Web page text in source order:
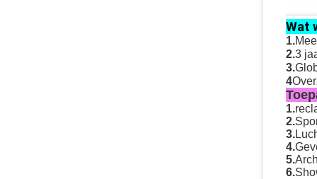
Wat
1.
2.3
3.
4
1.
2.
3.
4.
5.
6.